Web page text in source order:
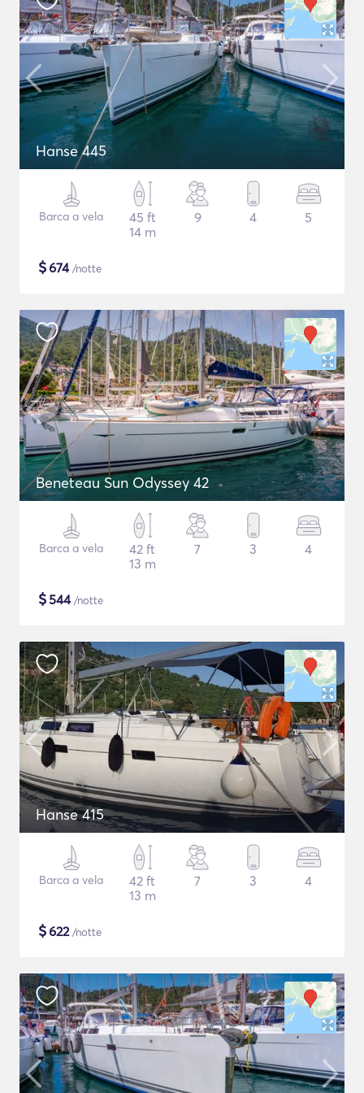
Hanse 445
Barca a vela
45 ft
14 m
9 4 5
$674/notte
Beneteau Sun Odyssey 42
Barca a vela
42 ft
13 m
7 3 4
$544/notte
Hanse 415
Barca a vela
42 ft
13 m
7 3 4
$622/notte